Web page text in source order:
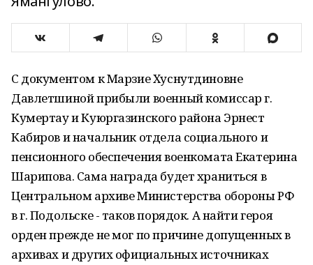
С документом к Марзие Хуснутдиновне
Давлетшиной прибыли военный комиссар г.
Кумертау и Куюргазинского района Эрнест
Кабиров и начальник отдела социального и
пенсионного обеспечения военкомата Екатерина
Шарипова. Сама награда будет храниться в
Центральном архиве Министерства обороны РФ
в г. Подольске - таков порядок. А найти героя
орден прежде не мог по причине допущенных в
архивах и других официальных источниках